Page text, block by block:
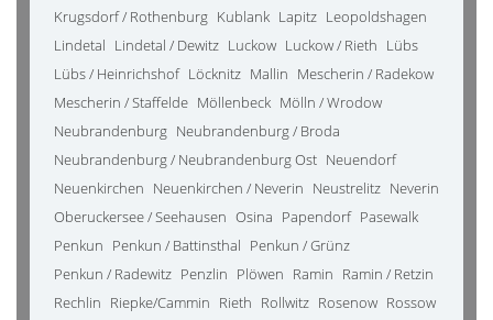
Krugsdorf / Rothenburg Kublank Lapitz Leopoldshagen
Lindetal Lindetal / Dewitz Luckow Luckow / Rieth Lübs
Lübs / Heinrichshof Löcknitz Mallin Mescherin / Radekow
Mescherin / Staffelde Möllenbeck Mölln / Wrodow
Neubrandenburg Neubrandenburg / Broda
Neubrandenburg / Neubrandenburg Ost Neuendorf
Neuenkirchen Neuenkirchen / Neverin Neustrelitz Neverin
Oberuckersee / Seehausen Osina Papendorf Pasewalk
Penkun Penkun / Battinsthal Penkun / Grünz
Penkun / Radewitz Penzlin Plöwen Ramin Ramin / Retzin
Rechlin Riepke/Cammin Rieth Rollwitz Rosenow Rossow